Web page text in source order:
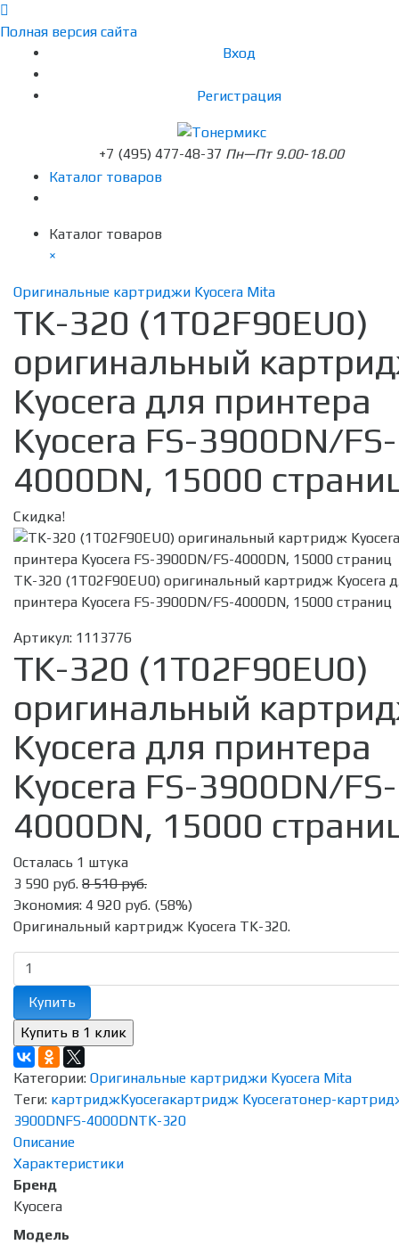
Полная версия сайта
Вход
Регистрация
+7 (495) 477-48-37 Пн—Пт 9.00-18.00
Каталог товаров
Каталог товаров
×
Оригинальные картриджи Kyocera Mita
TK-320 (1T02F90EU0)
оригинальный
Kyocera для принтера
Kyocera FS-3900DN/FS-
4000DN, 15000
Скидка!
TK-320 (1T02F90EU0) оригинальный картридж Kyocera
принтера Kyocera FS-3900DN/FS-4000DN, 15000 страниц
Артикул: 1113776
TK-320 (1T02F90EU0)
оригинальный
Kyocera для принтера
Kyocera FS-3900DN/FS-
4000DN, 15000
Осталась 1 штука
3 590 руб. 8 510 руб.
Экономия: 4 920 руб. (58%)
Оригинальный картридж Kyocera TK-320.
Купить
Категории: Оригинальные картриджи Kyocera Mita
Теги: картриджKyoceraкартридж Kyoceraтонер-
3900DNFS-4000DNTK-320
Описание
Характеристики
Бренд
Kyocera
Модель